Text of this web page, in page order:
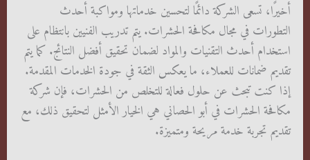
أخيرًا، تسعى الشركة دائمًا لتحسين خدماتها ومواكبة أحدث
التطورات في مجال مكافحة الحشرات. يتم تدريب الفنيين بانتظام على
استخدام أحدث التقنيات والمواد لضمان تحقيق أفضل النتائج. كما يتم
تقديم ضمانات للعملاء، ما يعكس الثقة في جودة الخدمات المقدمة.
إذا كنت تبحث عن حلول فعالة للتخلص من الحشرات، فإن شركة
مكافحة الحشرات في أبو الحصاني هي الخيار الأمثل لتحقيق ذلك، مع
تقديم تجربة خدمة مريحة ومتميزة.